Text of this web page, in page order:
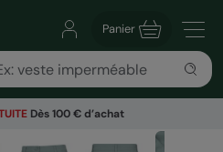
Panier
Dès 100 € d’achat